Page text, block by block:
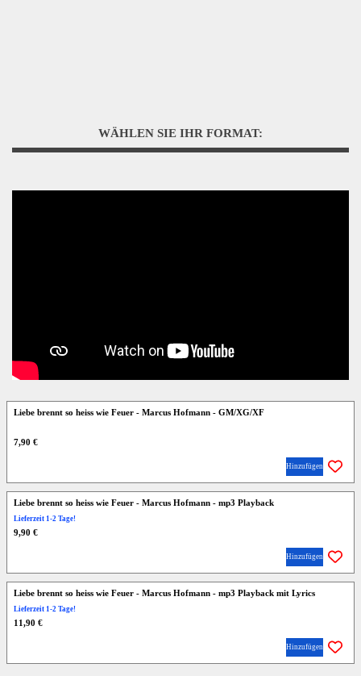
WÄHLEN SIE IHR FORMAT:
Liebe brennt so heiss wie Feuer - Marcus Hofmann - GM/XG/XF
7,90 €
Hinzufügen
Liebe brennt so heiss wie Feuer - Marcus Hofmann - mp3 Playback
Lieferzeit 1-2 Tage!
9,90 €
Hinzufügen
Liebe brennt so heiss wie Feuer - Marcus Hofmann - mp3 Playback mit Lyrics
Lieferzeit 1-2 Tage!
11,90 €
Hinzufügen